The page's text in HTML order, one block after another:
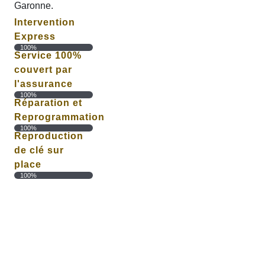
Garonne.
Intervention
Express
100%
Service 100%
couvert par
l'assurance
100%
Réparation et
Reprogrammation
100%
Reproduction
de clé sur
place
100%